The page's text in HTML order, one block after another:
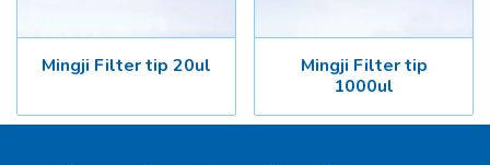
Mingji Filter tip 20ul
Mingji Filter tip
1000ul